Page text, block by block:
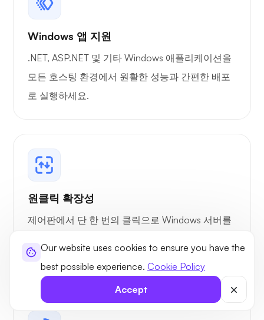
Our website uses cookies to ensure you have the
best possible experience. Cookie Policy
Accept
마이크로소
프트 웹 배
포
서버사이드
인클루드
(SSI)
AJAX
Silverlight
팅
파이썬
.NET Core
/ ASP .NET
Windows 앱 지원
.NET, ASP.NET 및 기타 Windows 애플리케이션을
모든 호스팅 환경에서 원활한 성능과 간편한 배포
로 실행하세요.
원클릭 확장성
제어판에서 단 한 번의 클릭으로 Windows 서버를
드를 손쉽게 처리할 수 있는 유연성을 확보하세요.